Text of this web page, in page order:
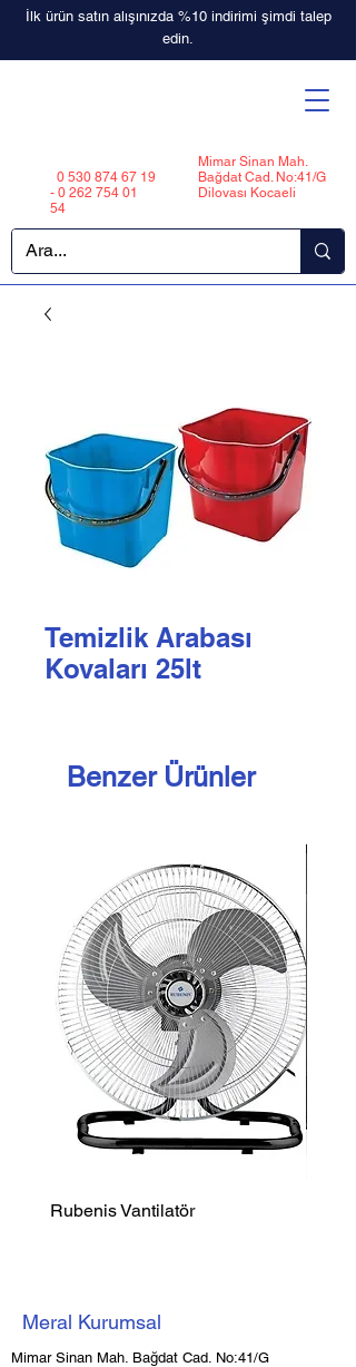
İlk ürün satın alışınızda %10 indirimi şimdi talep
edin.
0 530 874 67 19
- 0 262 754 01
54
Mimar Sinan Mah.
Bağdat Cad. No:41/G
Dilovası Kocaeli
Temizlik Arabası
Kovaları 25lt
Benzer Ürünler
Rubenis Vantilatör
Meral Kurumsal
Mimar Sinan Mah. Bağdat Cad. No:41/G